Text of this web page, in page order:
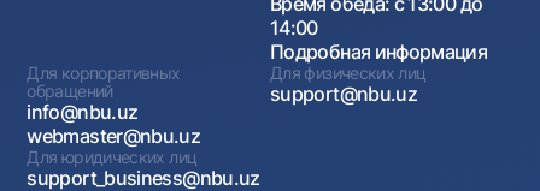
14:00
Подробная информация
Для корпоративных
обращений
info@nbu.uz
webmaster@nbu.uz
Для физических лиц
support@nbu.uz
Для юридических лиц
support_business@nbu.uz